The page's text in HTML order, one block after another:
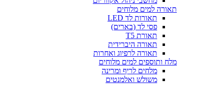
תאורה למים מלוחים
תאורות לד LED
פסי לד (בארים)
תאורת T5
תאורה היברידית
תאורה לרפיוג ואחרות
מלח ותוספים למים מלוחים
מלחים לריף ומרינה
משולש ואלמנטים